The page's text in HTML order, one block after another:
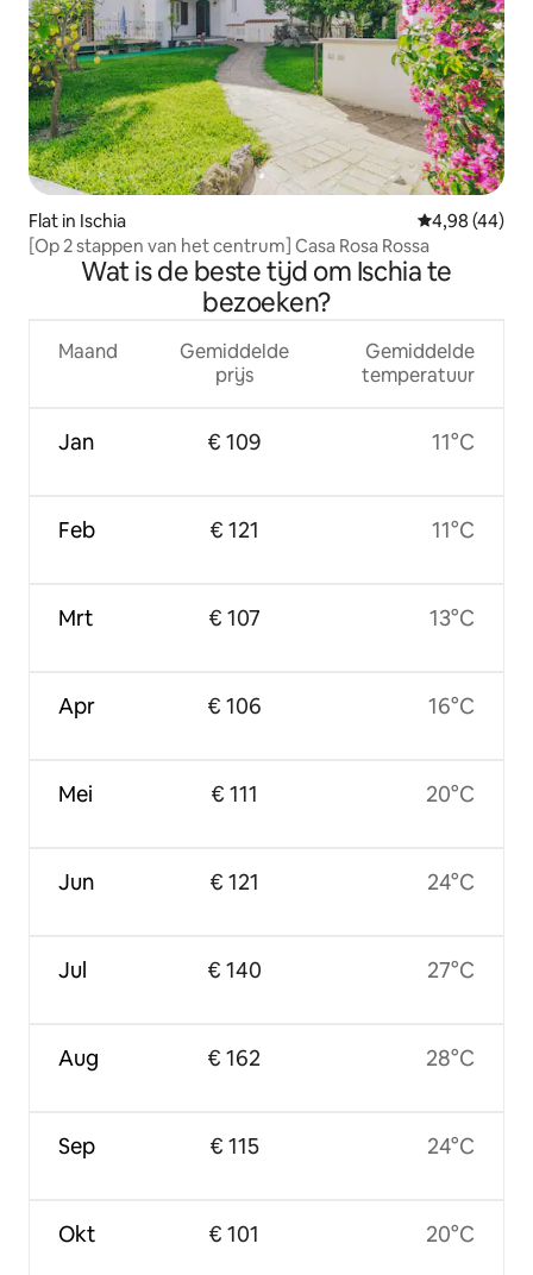
Flat in Ischia Gemiddelde
4,98 (44)
[Op 2 stappen van het centrum] Casa Rosa Rossa
Wat is de beste tijd om Ischia te
bezoeken?
Maand
Jan
Feb
Mrt
Apr
Mei
Jun
Jul
Aug
Sep
Okt
Gemiddelde
prijs
€ 109
€ 121
€ 107
€ 106
€ 111
€ 121
€ 140
€ 162
€ 115
€ 101
Gemiddelde
temperatuur
11°C
11°C
13°C
16°C
20°C
24°C
27°C
28°C
24°C
20°C